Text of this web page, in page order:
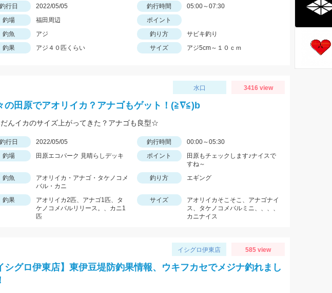
釣行日 2022/05/05 釣行時間
05:00～07:30
釣場
福田周辺
ポイント
釣魚
アジ 釣り方
サビキ釣り
釣果
アジ４０匹くらい サイズ アジ5cm～１０ｃｍ
水口 3416 view
の田原でアオリイカ？アナゴもゲット！(≧∇≦)b
んイカのサイズ上がってきた？アナゴも良型☆
釣行日 2022/05/05 釣行時間
00:00～05:30
釣場
田原エコパーク 見晴らしデッキ ポイント
田原もチェックします♪ナイスで
すね～
釣魚
アオリイカ・アナゴ・タケノコメ
バル・カニ
釣り方 エギング
釣果
アオリイカ2匹、アナゴ1匹、タ
ケノコメバルリリース。、カニ1
匹
サイズ
アオリイカそこそこ、アナゴナイ
ス、タケノコメバルミニ、、、、
カニナイス
イシグロ伊東店 585 view
シグロ伊東店】東伊豆堤防釣果情報、ウキフカセでメジナ釣れまし